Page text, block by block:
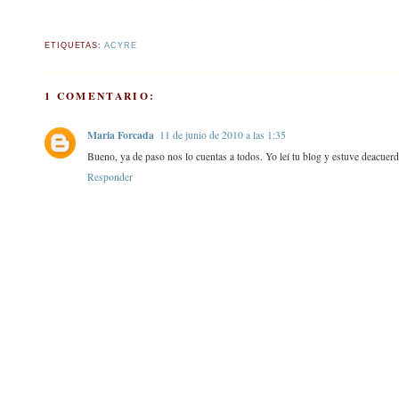
ETIQUETAS:ACYRE
1 COMENTARIO:
Maria Forcada 11 de junio de 2010 a las 1:35
Bueno, ya de paso nos lo cuentas a todos. Yo leí tu blog y estuve
Responder